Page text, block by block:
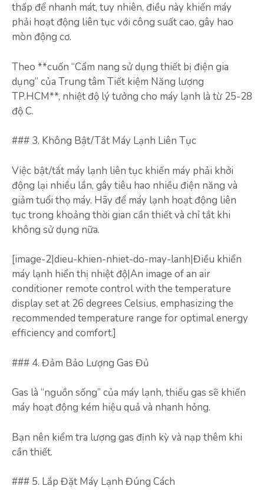
thấp để nhanh mát, tuy nhiên, điều này khiến máy
phải hoạt động liên tục với công suất cao, gây hao
mòn động cơ.
Theo **cuốn “Cẩm nang sử dụng thiết bị điện gia
dụng” của Trung tâm Tiết kiệm Năng lượng
TP.HCM**, nhiệt độ lý tưởng cho máy lạnh là từ 25-28
độ C.
### 3. Không Bật/Tắt Máy Lạnh Liên Tục
Việc bật/tắt máy lạnh liên tục khiến máy phải khởi
động lại nhiều lần, gây tiêu hao nhiều điện năng và
giảm tuổi thọ máy. Hãy để máy lạnh hoạt động liên
tục trong khoảng thời gian cần thiết và chỉ tắt khi
không sử dụng nữa.
[image-2|dieu-khien-nhiet-do-may-lanh|Điều khiển
máy lạnh hiển thị nhiệt độ|An image of an air
conditioner remote control with the temperature
display set at 26 degrees Celsius, emphasizing the
recommended temperature range for optimal energy
efficiency and comfort.]
### 4. Đảm Bảo Lượng Gas Đủ
Gas là “nguồn sống” của máy lạnh, thiếu gas sẽ khiến
máy hoạt động kém hiệu quả và nhanh hỏng.
Bạn nên kiểm tra lượng gas định kỳ và nạp thêm khi
cần thiết.
### 5. Lắp Đặt Máy Lạnh Đúng Cách